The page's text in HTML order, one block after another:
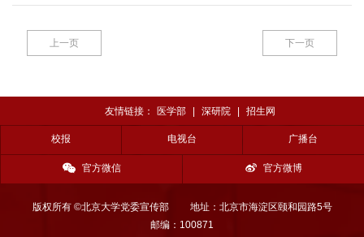
上一页 下一页
友情链接： 医学部 深研院 招生网
校报 电视台 广播台
官方微信 官方微博
版权所有 ©北京大学党委宣传部
地址：北京市海淀区颐和园路5号
邮编：100871